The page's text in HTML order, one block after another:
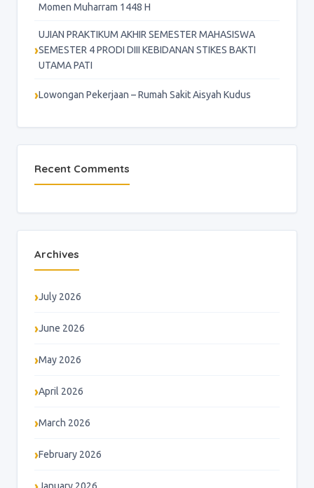
Momen Muharram 1448 H
UJIAN PRAKTIKUM AKHIR SEMESTER MAHASISWA
SEMESTER 4 PRODI DIII KEBIDANAN STIKES BAKTI
UTAMA PATI
Lowongan Pekerjaan – Rumah Sakit Aisyah Kudus
Recent Comments
Archives
July 2026
June 2026
May 2026
April 2026
March 2026
February 2026
January 2026